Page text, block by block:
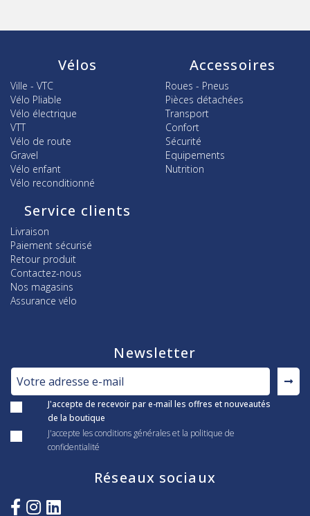
Vélos
Ville - VTC
Vélo Pliable
Vélo électrique
VTT
Vélo de route
Gravel
Vélo enfant
Vélo reconditionné
Accessoires
Roues - Pneus
Pièces détachées
Transport
Confort
Sécurité
Equipements
Nutrition
Service clients
Livraison
Paiement sécurisé
Retour produit
Contactez-nous
Nos magasins
Assurance vélo
Newsletter
J'accepte de recevoir par e-mail les offres et nouveautés
de la boutique
J'accepte les conditions générales et la politique de
confidentialité
Réseaux sociaux